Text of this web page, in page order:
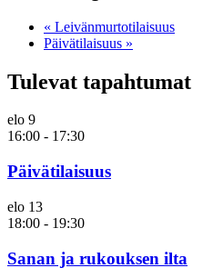
« Leivänmurtotilaisuus
Päivätilaisuus »
Tulevat tapahtumat
elo 9
16:00 - 17:30
Päivätilaisuus
elo 13
18:00 - 19:30
Sanan ja rukouksen ilta